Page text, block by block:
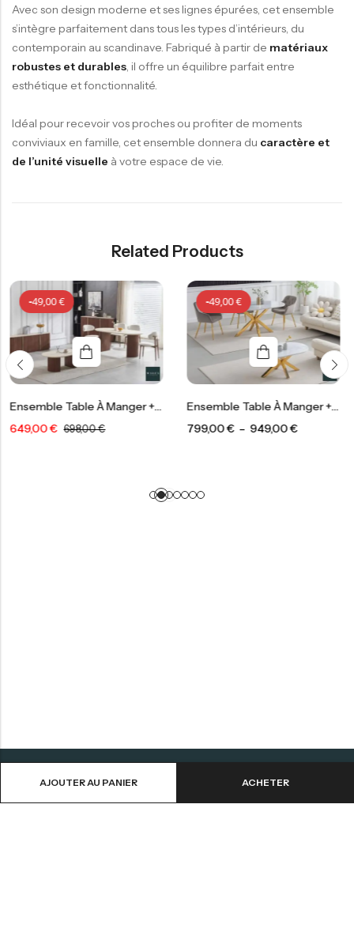
AJOUTER AU PANIER ACHETER
Avec son design moderne et ses lignes épurées, cet ensemble
s’intègre parfaitement dans tous les types d’intérieurs, du
contemporain au scandinave. Fabriqué à partir de matériaux
robustes et durables, il offre un équilibre parfait entre
esthétique et fonctionnalité.
Idéal pour recevoir vos proches ou profiter de moments
conviviaux en famille, cet ensemble donnera du caractère et
de l’unité visuelle à votre espace de vie.
Related Products
Ensemble Table À Manger + Table Basse Calypso
€
49,00
Ensemble Table À Manger + Table Basse Ophélia
949,00€
-19,00
329,00